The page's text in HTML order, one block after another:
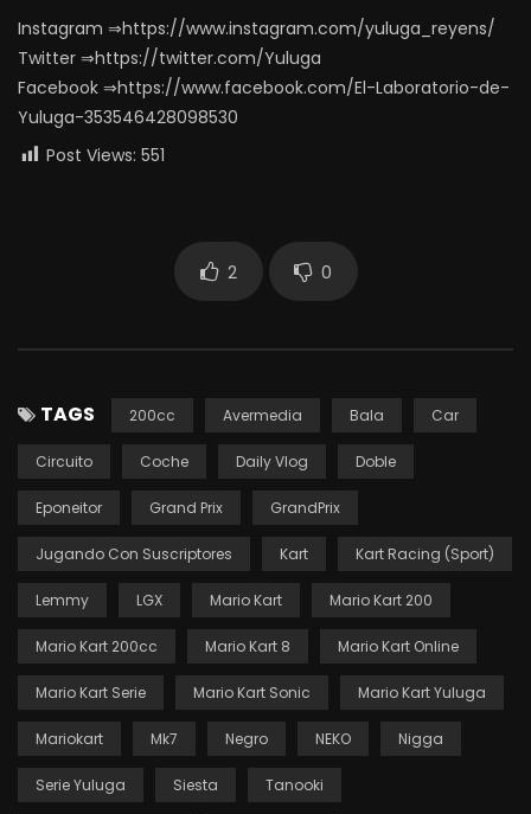
Instagram ⇒https://www.instagram.com/yuluga_reyens/
Twitter ⇒https://twitter.com/Yuluga
Facebook ⇒https://www.facebook.com/El-Laboratorio-de-
Yuluga-353546428098530
Post Views: 551
2 0
TAGS 200cc Avermedia Bala Car
Circuito Coche Daily Vlog Doble
Eponeitor Grand Prix GrandPrix
Jugando Con Suscriptores Kart Kart Racing (Sport)
Lemmy LGX Mario Kart Mario Kart 200
Mario Kart 200cc Mario Kart 8 Mario Kart Online
Mario Kart Serie Mario Kart Sonic Mario Kart Yuluga
Mariokart Mk7 Negro NEKO Nigga
Serie Yuluga Siesta Tanooki